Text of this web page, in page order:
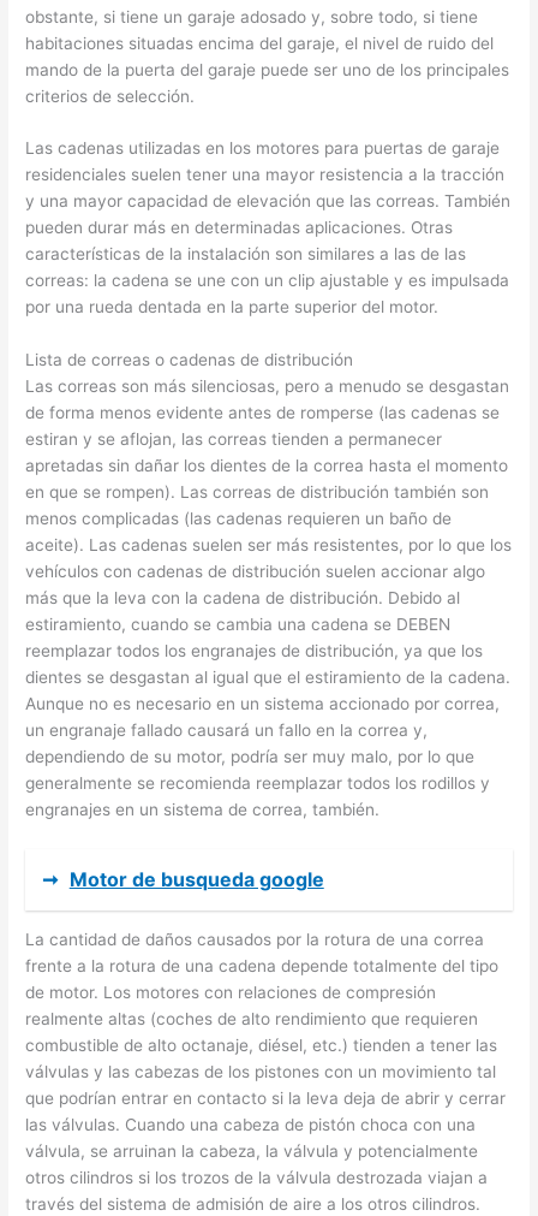
obstante, si tiene un garaje adosado y, sobre todo, si tiene
habitaciones situadas encima del garaje, el nivel de ruido del
mando de la puerta del garaje puede ser uno de los principales
criterios de selección.
Las cadenas utilizadas en los motores para puertas de garaje
residenciales suelen tener una mayor resistencia a la tracción
y una mayor capacidad de elevación que las correas. También
pueden durar más en determinadas aplicaciones. Otras
características de la instalación son similares a las de las
correas: la cadena se une con un clip ajustable y es impulsada
por una rueda dentada en la parte superior del motor.
Lista de correas o cadenas de distribución
Las correas son más silenciosas, pero a menudo se desgastan
de forma menos evidente antes de romperse (las cadenas se
estiran y se aflojan, las correas tienden a permanecer
apretadas sin dañar los dientes de la correa hasta el momento
en que se rompen). Las correas de distribución también son
menos complicadas (las cadenas requieren un baño de
aceite). Las cadenas suelen ser más resistentes, por lo que los
vehículos con cadenas de distribución suelen accionar algo
más que la leva con la cadena de distribución. Debido al
estiramiento, cuando se cambia una cadena se DEBEN
reemplazar todos los engranajes de distribución, ya que los
dientes se desgastan al igual que el estiramiento de la cadena.
Aunque no es necesario en un sistema accionado por correa,
un engranaje fallado causará un fallo en la correa y,
dependiendo de su motor, podría ser muy malo, por lo que
generalmente se recomienda reemplazar todos los rodillos y
engranajes en un sistema de correa, también.
➞ Motor de busqueda google
La cantidad de daños causados por la rotura de una correa
frente a la rotura de una cadena depende totalmente del tipo
de motor. Los motores con relaciones de compresión
realmente altas (coches de alto rendimiento que requieren
combustible de alto octanaje, diésel, etc.) tienden a tener las
válvulas y las cabezas de los pistones con un movimiento tal
que podrían entrar en contacto si la leva deja de abrir y cerrar
las válvulas. Cuando una cabeza de pistón choca con una
válvula, se arruinan la cabeza, la válvula y potencialmente
otros cilindros si los trozos de la válvula destrozada viajan a
través del sistema de admisión de aire a los otros cilindros.